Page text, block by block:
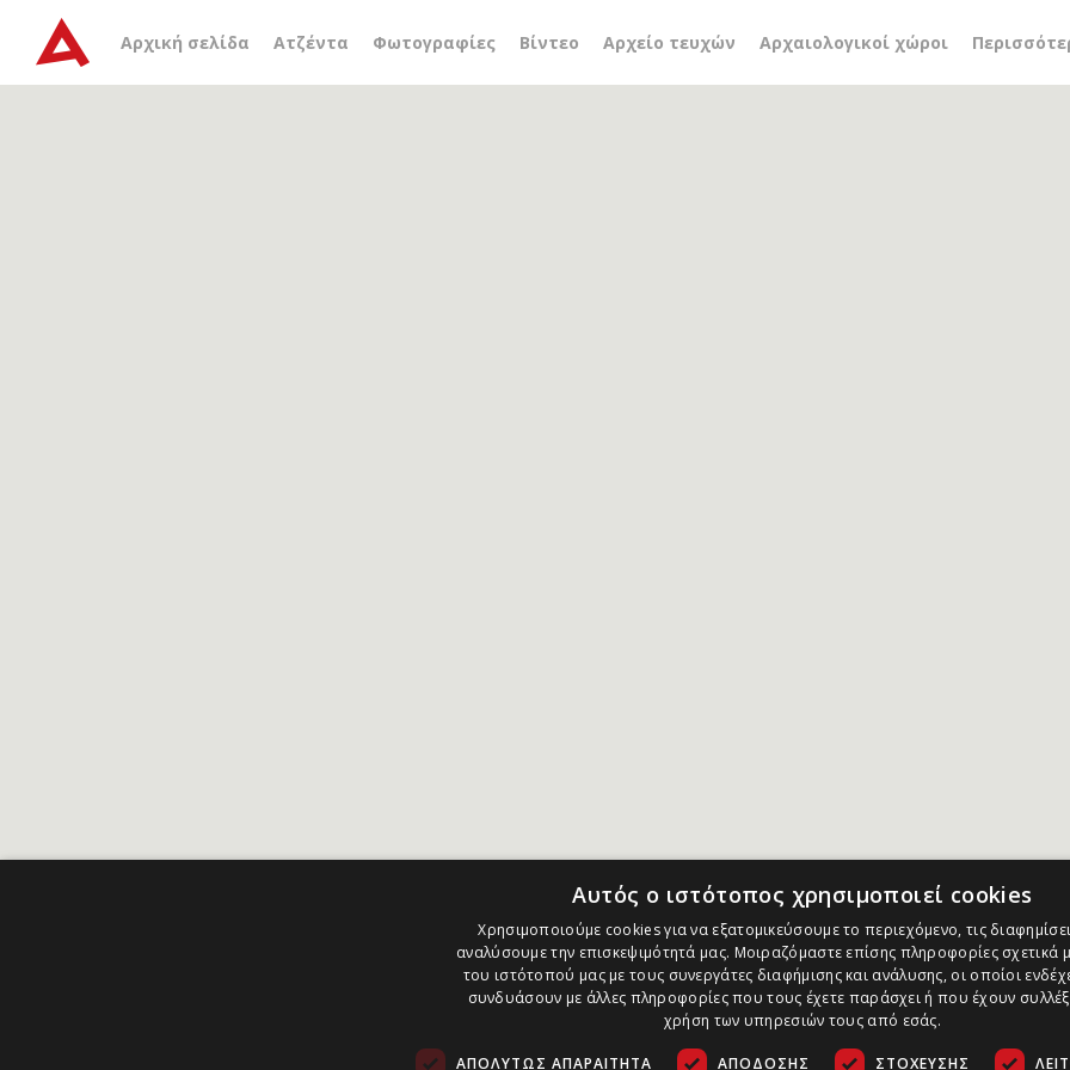
Αρχική σελίδα Ατζέντα Φωτογραφίες Βίντεο Αρχείο τευχών Αρχαιολογικοί χώροι
Αρχείο ετικέτας ενήλικας
Αυτός ο ιστότοπος χρησιμοποιεί cookies
Χρησιμοποιούμε cookies για να εξατομικεύσουμε το περιεχόμενο, τις
αναλύσουμε την επισκεψιμότητά μας. Μοιραζόμαστε επίσης πληροφορίες σχετικά
του ιστότοπού μας με τους συνεργάτες διαφήμισης και ανάλυσης, οι οποίοι
συνδυάσουν με άλλες πληροφορίες που τους έχετε παράσχει ή που έχουν
χρήση των υπηρεσιών τους από εσάς.
ΑΠΟΛΎΤΩΣ ΑΠΑΡΑΊΤΗΤΑ ΑΠΌΔΟΣΗΣ ΣΤΌΧΕΥΣΗΣ